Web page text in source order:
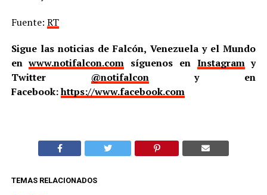
Fuente: RT
Sigue las noticias de Falcón, Venezuela y el Mundo
enwww.notifalcon.com síguenos en Instagramy
Twitter @notifalcony en
Facebook:https://www.facebook.com
TEMAS RELACIONADOS